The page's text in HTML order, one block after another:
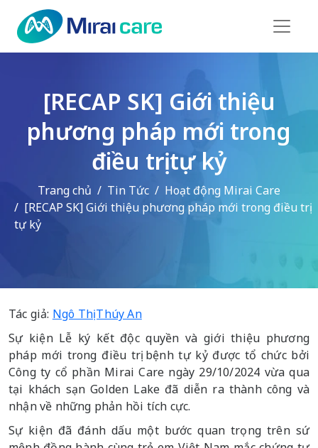
[RECAP SK] Giới thiệu
phương pháp mới trong
điều trị tự kỷ
Trang chủ Tin Tức
Hoạt động Mirai Care
[RECAP SK] Giới thiệu phương pháp mới trong điều trị
tự kỷ
Tác giả: Ngô Thị Thúy An
Sự kiện Lễ ký kết độc quyền và giới thiệu phương
pháp mới trong điều trị bệnh tự kỷ được tổ chức bởi
Công ty cổ phần Mirai Care ngày 29/10/2024 vừa qua
tại khách sạn Golden Lake đã diễn ra thành công và
nhận về những phản hồi tích cực.
Sự kiện đã đánh dấu một bước quan trọng trên sứ